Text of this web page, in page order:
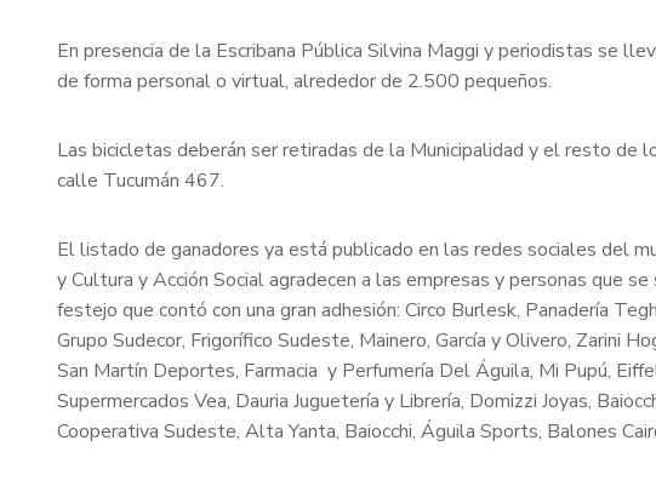
En presencia de la Escribana Pública Silvina Maggi y periodistas se
de forma personal o virtual, alrededor de 2.500 pequeños.
Las bicicletas deberán ser retiradas de la Municipalidad y el resto de
calle Tucumán 467.
El listado de ganadores ya está publicado en las redes sociales del
y Cultura y Acción Social agradecen a las empresas y personas que
festejo que contó con una gran adhesión: Circo Burlesk, Panadería
Grupo Sudecor, Frigorífico Sudeste, Mainero, García y Olivero, Zarini
San Martín Deportes, Farmacia y Perfumería Del Águila, Mi Pupú,
Supermercados Vea, Dauria Juguetería y Librería, Domizzi Joyas,
Cooperativa Sudeste, Alta Yanta, Baiocchi, Águila Sports, Balones